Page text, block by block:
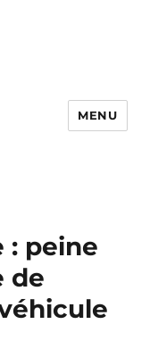
MENU
: peine
de